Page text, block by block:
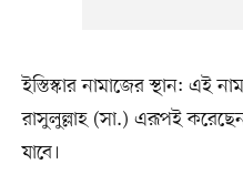
ইস্তিস্কার নামাজের স্থান: এই
রাসুলুল্লাহ (সা.) এরূপই
যাবে।